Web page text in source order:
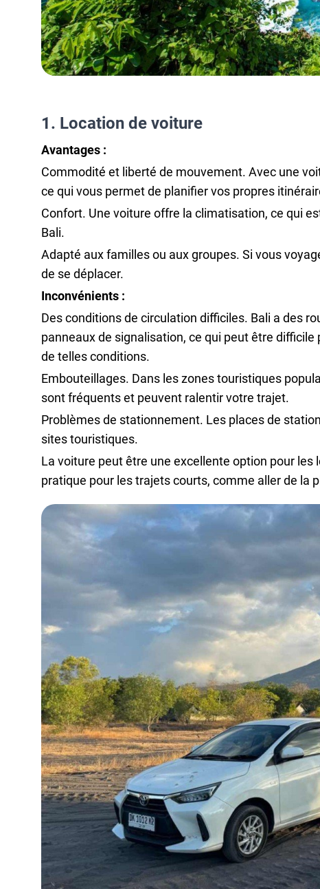
1. Location de voiture
Avantages :
Commodité et liberté de mouvement. Avec une
ce qui vous permet de planifier vos propres
Confort. Une voiture offre la climatisation, ce qui
Bali.
Adapté aux familles ou aux groupes. Si vous
de se déplacer.
Inconvénients :
Des conditions de circulation difficiles. Bali a des
panneaux de signalisation, ce qui peut être
de telles conditions.
Embouteillages. Dans les zones touristiques
sont fréquents et peuvent ralentir votre trajet.
Problèmes de stationnement. Les places de
sites touristiques.
La voiture peut être une excellente option pour
pratique pour les trajets courts, comme aller de la